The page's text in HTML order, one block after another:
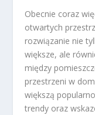
Obecnie coraz
otwartych
rozwiązanie nie
większe, ale
między
przestrzeni w
większą
trendy oraz